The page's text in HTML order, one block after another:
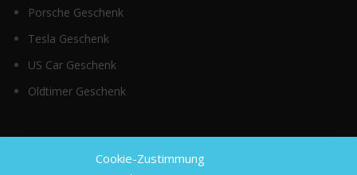
Cookie-Zustimmung
Porsche Geschenk
Tesla Geschenk
US Car Geschenk
Oldtimer Geschenk
Top Kategorien